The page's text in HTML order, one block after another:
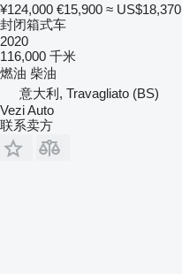
¥124,000 €15,900 ≈ US$18,370
封闭箱式车
2020
116,000 千米
燃油 柴油
意大利, Travagliato (BS)
Vezi Auto
联系卖方